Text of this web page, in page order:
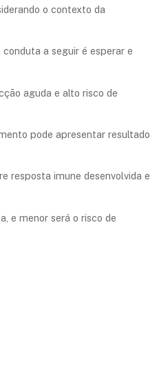
o contexto da
a seguir é esperar e
aguda e alto risco de
pode apresentar resultado
resposta imune desenvolvida e
e menor será o risco de